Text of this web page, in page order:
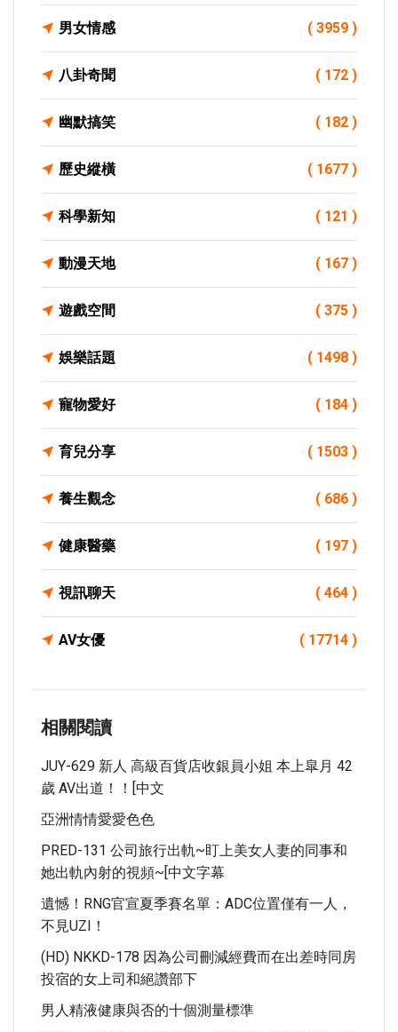
男女情感 ( 3959 )
八卦奇聞 ( 172 )
幽默搞笑 ( 182 )
歷史縱橫 ( 1677 )
科學新知 ( 121 )
動漫天地 ( 167 )
遊戲空間 ( 375 )
娛樂話題 ( 1498 )
寵物愛好 ( 184 )
育兒分享 ( 1503 )
養生觀念 ( 686 )
健康醫藥 ( 197 )
視訊聊天 ( 464 )
AV女優 ( 17714 )
相關閱讀
JUY-629 新人 高級百貨店收銀員小姐 本上皐月 42
歲 AV出道！！[中文
亞洲情情愛愛色色
PRED-131 公司旅行出軌~盯上美女人妻的同事和
她出軌內射的視頻~[中文字幕
遺憾！RNG官宣夏季賽名單：ADC位置僅有一人，
不見UZI！
(HD) NKKD-178 因為公司刪減經費而在出差時同房
投宿的女上司和絕讚部下
男人精液健康與否的十個測量標準